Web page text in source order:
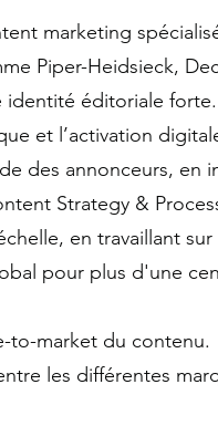
marketing
Piper-Heidsieck,
identité éditoriale
et l’activation
des annonceurs, en
Strategy &
en travaillant sur
pour plus d'une
to-market du contenu.
les différentes